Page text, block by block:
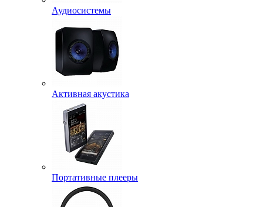
Аудиосистемы
Активная акустика
Портативные плееры